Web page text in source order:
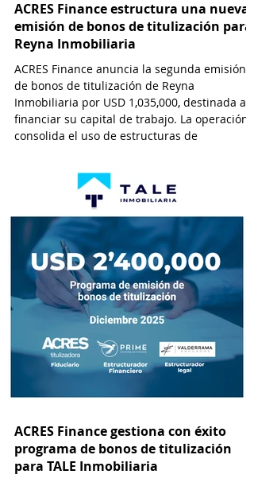
ACRES Finance estructura una nueva
emisión de bonos de titulización para
Reyna Inmobiliaria
ACRES Finance anuncia la segunda emisión
de bonos de titulización de Reyna
Inmobiliaria por USD 1,035,000, destinada a
financiar su capital de trabajo. La operación
consolida el uso de estructuras de
financiamiento cada vez más viable y
atractiva para empresas que operan en el
sector inmobiliario. Esta modalidad permite
a las desarrolladoras inmobiliarias
monetizar flujos futuros de efectivo a través
de la emisión de valores negociables en el
ACRES Finance gestiona con éxito
programa de bonos de titulización
para TALE Inmobiliaria